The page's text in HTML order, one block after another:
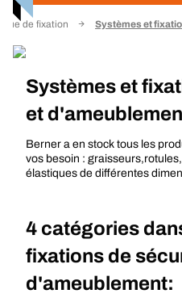
de fixation Systèmes et
Systèmes et
et
Berner a en stock tous les
vos besoin :
élastiques de différentes
4 catégories
fixations de
d'ameublement: